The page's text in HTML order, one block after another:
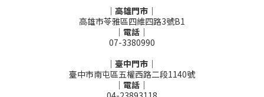
｜高雄門市｜
高雄市苓雅區四維四路3號B1
｜電話｜
07-3380990
｜臺中門市｜
臺中市南屯區五權西路二段1140號
｜電話｜